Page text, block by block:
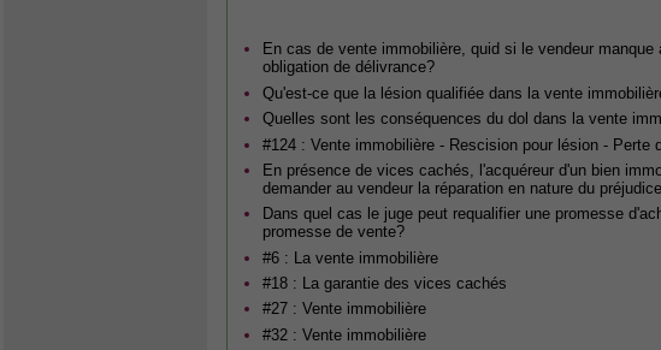
En cas de vente immobilière, quid si le vendeur manque
obligation de délivrance?
Qu'est-ce que la lésion qualifiée dans la vente
Quelles sont les conséquences du dol dans la vente
#124 : Vente immobilière - Rescision pour lésion - Perte
En présence de vices cachés, l'acquéreur d'un bien
demander au vendeur la réparation en nature du
Dans quel cas le juge peut requalifier une promesse
promesse de vente?
#6 : La vente immobilière
#18 : La garantie des vices cachés
#27 : Vente immobilière
#32 : Vente immobilière